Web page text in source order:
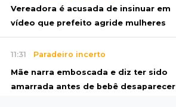
Vereadora é acusada de insinuar em
vídeo que prefeito agride mulheres
11:31 Paradeiro incerto
Mãe narra emboscada e diz ter sido
amarrada antes de bebê desaparecer